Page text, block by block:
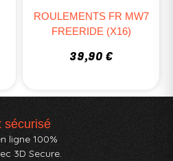
ROULEMENTS FR MW7
FREERIDE (X16)
39,90 €
sécurisé
ligne 100%
3D Secure.